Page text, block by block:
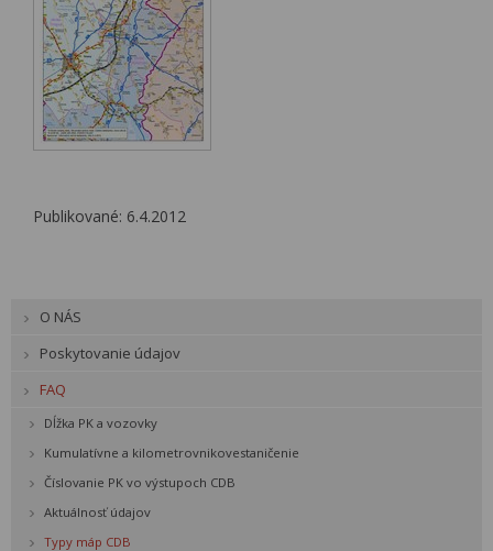
Publikované: 6.4.2012
O NÁS
Poskytovanie údajov
FAQ
Dĺžka PK a vozovky
Kumulatívne a kilometrovnikovestaničenie
Číslovanie PK vo výstupoch CDB
Aktuálnosť údajov
Typy máp CDB